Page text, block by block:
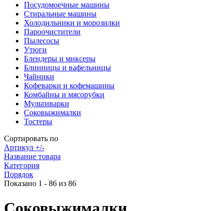
Посудомоечные машины
Стиральные машины
Холодильники и морозилки
Пароочистители
Пылесосы
Утюги
Блендеры и миксеры
Блинницы и вафельницы
Чайники
Кофеварки и кофемашины
Комбайны и мясорубки
Мультиварки
Соковыжималки
Тостеры
Сортировать по
Артикул +/-
Название товара
Категория
Порядок
Показано 1 - 86 из 86